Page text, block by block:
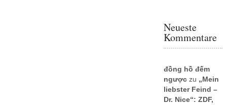
Neueste
Kommentare
đồng hồ đếm
ngượczu „Mein
liebster Feind –
Dr. Nice“: ZDF,